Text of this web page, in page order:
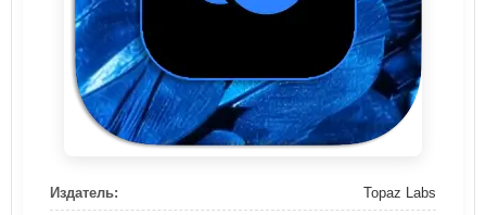
Издатель: Topaz Labs